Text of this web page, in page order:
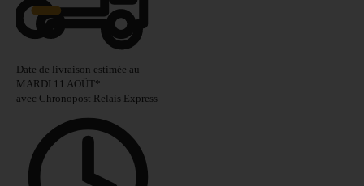
Date de livraison estimée au
MARDI 11 AOÛT*
avec Chronopost Relais Express